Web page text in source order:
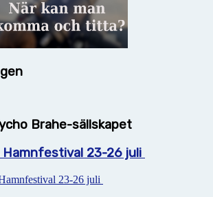
Brahe-sällskapet
Hamnfestival 23-26 juli